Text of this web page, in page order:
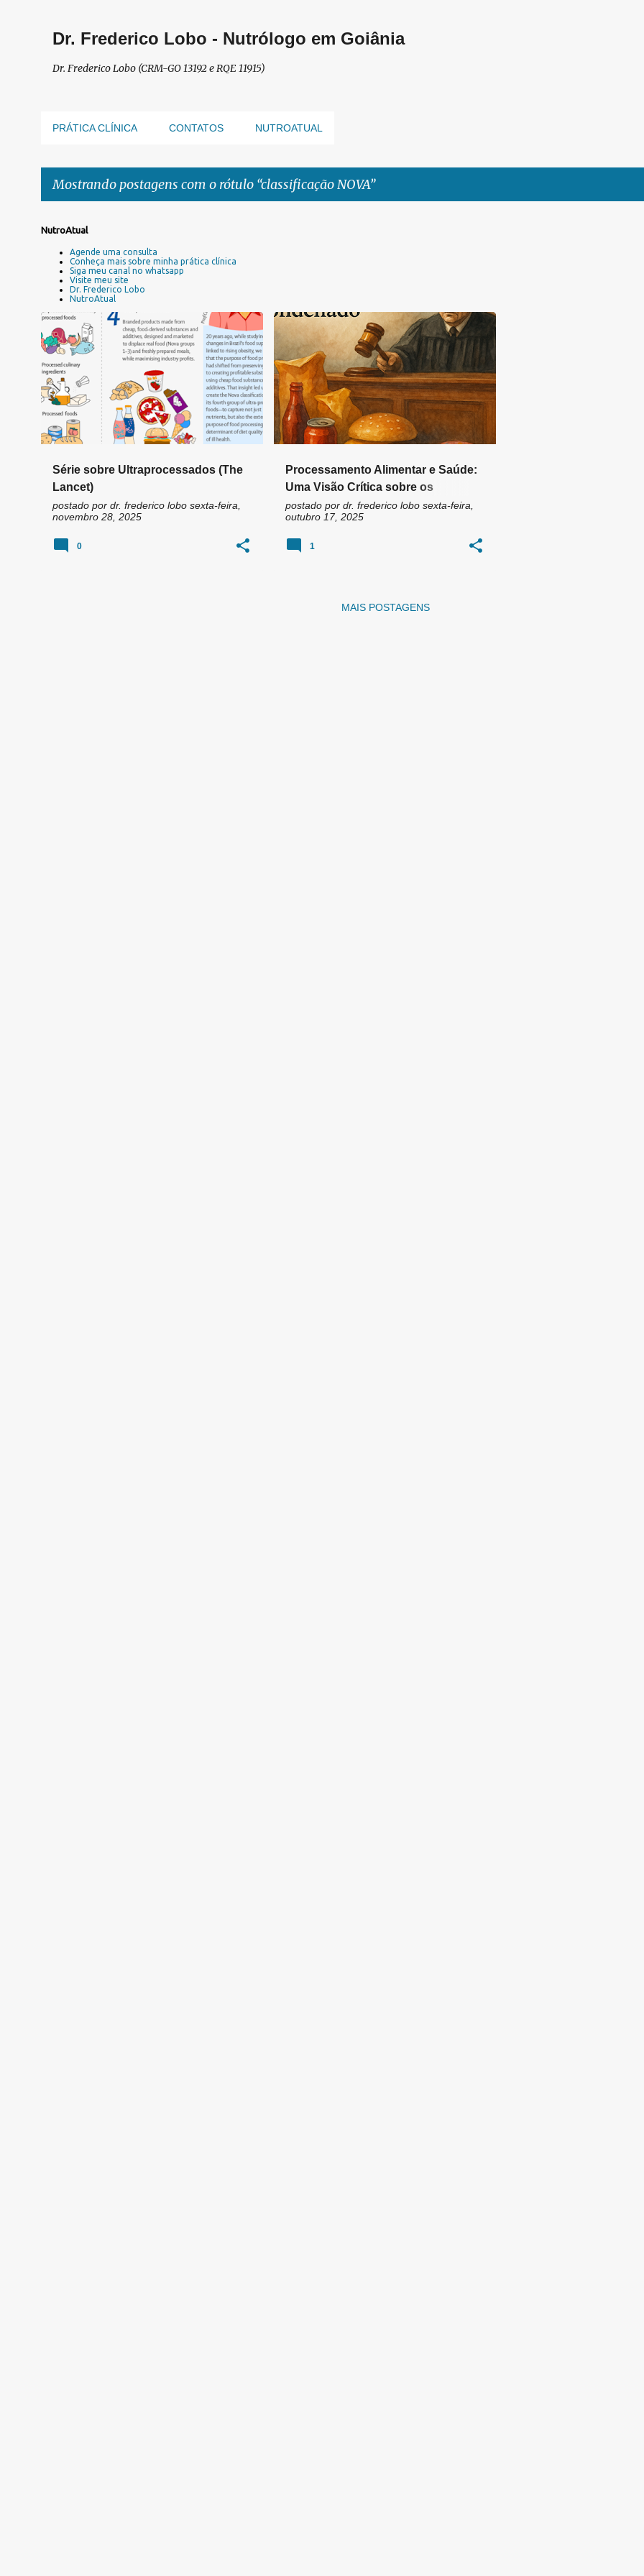
Dr. Frederico Lobo - Nutrólogo em Goiânia
Dr. Frederico Lobo (CRM-GO 13192 e RQE 11915)
PRÁTICA CLÍNICA CONTATOS NUTROATUAL
Mostrando postagens com o rótulo classificação NOVA
P
e
n
s
NutroAtual
Agende uma consulta
Conheça mais sobre minha prática clínica
Siga meu canal no whatsapp
Visite meu site
Dr. Frederico Lobo
NutroAtual
Série sobre Ultraprocessados (The
Lancet)
postado por dr. frederico lobo sexta-feira,
novembro 28, 2025
ALIMENTOS ULTRAPROCESSADOS +3
0
Processamento Alimentar e Saúde:
Uma Visão Crítica sobre os
Ultraprocessados
postado por dr. frederico lobo sexta-feira,
outubro 17, 2025
ALIMENTAÇÃO SAUDÁVEL 6
1
MAIS POSTAGENS